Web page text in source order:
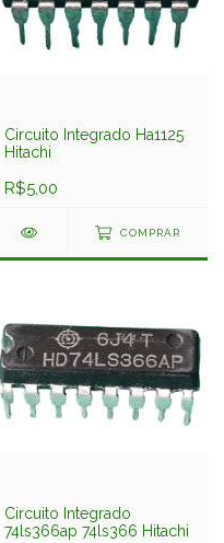
Circuito Integrado Ha1125
Hitachi
R$5,00
COMPRAR
Circuito Integrado
74ls366ap 74ls366 Hitachi